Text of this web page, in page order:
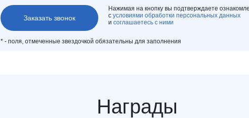
Нажимая на кнопку вы подтверждаете
с условиями обработки персональных данных
и соглашаетесь с ними
* - поля, отмеченные звездочкой обязательны для заполнения
Награды